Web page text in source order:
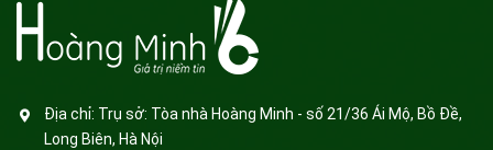
Địa chỉ: Trụ sở: Tòa nhà Hoàng Minh - số 21/36 Ái Mộ, Bồ Đề,
Long Biên, Hà Nội